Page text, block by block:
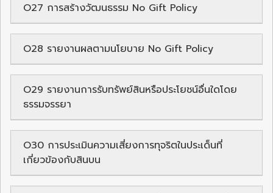
O27 การสร้างวัฒนธรรม No Gift Policy
O28 รายงานผลตามนโยบาย No Gift Policy
O29 รายงานการรับทรัพย์สินหรือประโยชน์อื่นใดโดย
ธรรมจรรยา
O30 การประเมินความเสี่ยงการทุจริตในประเด็นที่
เกี่ยวข้องกับสินบน